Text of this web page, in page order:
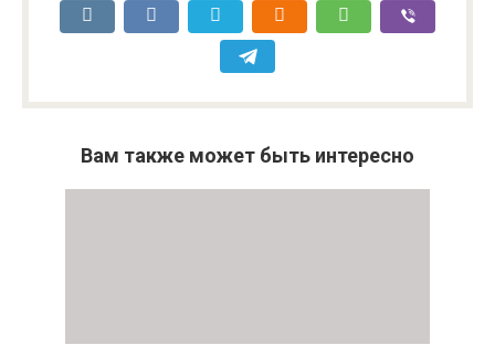
Вам также может быть интересно